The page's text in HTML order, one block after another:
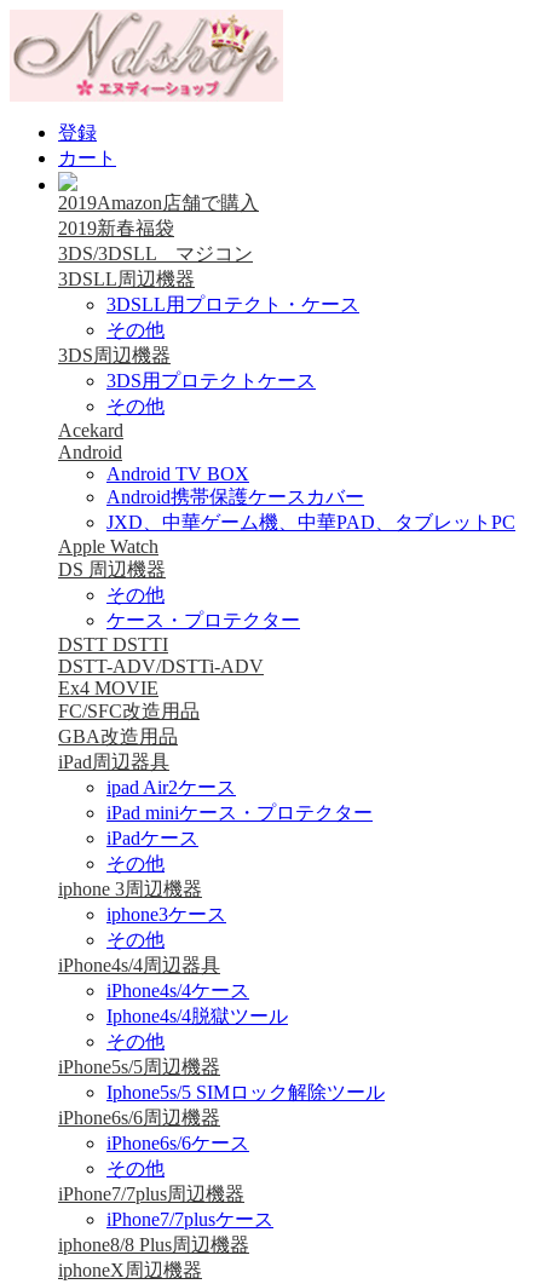
登録
カート
2019Amazon店舗で購入
2019新春福袋
3DS/3DSLL マジコン
3DSLL周辺機器
3DSLL用プロテクト・ケース
その他
3DS周辺機器
3DS用プロテクトケース
その他
Acekard
Android
Android TV BOX
Android携帯保護ケースカバー
JXD、中華ゲーム機、中華PAD、タブレットPC
Apple Watch
DS 周辺機器
その他
ケース・プロテクター
DSTT DSTTI
DSTT-ADV/DSTTi-ADV
Ex4 MOVIE
FC/SFC改造用品
GBA改造用品
iPad周辺器具
ipad Air2ケース
iPad miniケース・プロテクター
iPadケース
その他
iphone 3周辺機器
iphone3ケース
その他
iPhone4s/4周辺器具
iPhone4s/4ケース
Iphone4s/4脱獄ツール
その他
iPhone5s/5周辺機器
Iphone5s/5 SIMロック解除ツール
iPhone6s/6周辺機器
iPhone6s/6ケース
その他
iPhone7/7plus周辺機器
iPhone7/7plusケース
iphone8/8 Plus周辺機器
iphoneX周辺機器